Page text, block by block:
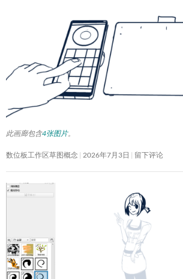
此画廊包含4张图片。
数位板工作区草图概念 2026年7月3日 留下评论